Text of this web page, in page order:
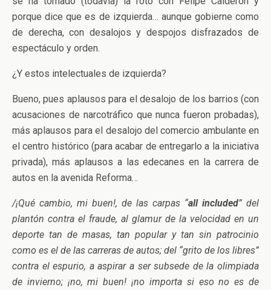
porque dice que es de izquierda… aunque gobierne como
de derecha, con desalojos y despojos disfrazados de
espectáculo y orden.
¿Y estos intelectuales de izquierda?
Bueno, pues aplausos para el desalojo de los barrios (con
acusaciones de narcotráfico que nunca fueron probadas),
más aplausos para el desalojo del comercio ambulante en
el centro histórico (para acabar de entregarlo a la iniciativa
privada), más aplausos a las edecanes en la carrera de
autos en la avenida Reforma…
/¡Qué cambio, mi buen!, de las carpas “all included” del
plantón contra el fraude, al glamur de la velocidad en un
deporte tan de masas, tan popular y tan sin patrocinio
como es el de las carreras de autos; del “grito de los libres”
contra el espurio, a aspirar a ser subsede de la olimpiada
de invierno; ¡no, mi buen! ¡no importa si eso no es de